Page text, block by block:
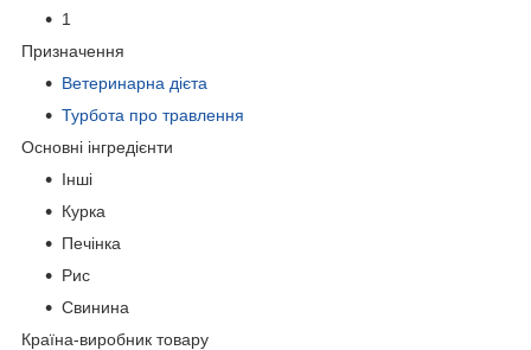
1
Призначення
Ветеринарна дієта
Турбота про травлення
Основні інгредієнти
Інші
Курка
Печінка
Рис
Свинина
Країна-виробник товару